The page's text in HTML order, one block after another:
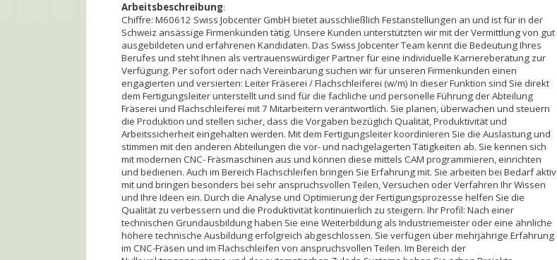
Arbeitsbeschreibung:
Chiffre: M60612 Swiss Jobcenter GmbH bietet ausschließlich Festanstellungen an und ist für in der
Schweiz ansässige Firmenkunden tätig. Unsere Kunden unterstützten wir mit der Vermittlung von gut
ausgebildeten und erfahrenen Kandidaten. Das Swiss Jobcenter Team kennt die Bedeutung Ihres
Berufes und steht Ihnen als vertrauenswürdiger Partner für eine individuelle Karriereberatung zur
Verfügung. Per sofort oder nach Vereinbarung suchen wir für unseren Firmenkunden einen
engagierten und versierten: Leiter Fräserei / Flachschleiferei (w/m) In dieser Funktion sind Sie direkt
dem Fertigungsleiter unterstellt und sind für die fachliche und personelle Führung der Abteilung
Fräserei und Flachschleiferei mit 7 Mitarbeitern verantwortlich. Sie planen, überwachen und steuern
die Produktion und stellen sicher, dass die Vorgaben bezüglich Qualität, Produktivität und
Arbeitssicherheit eingehalten werden. Mit dem Fertigungsleiter koordinieren Sie die Auslastung und
stimmen mit den anderen Abteilungen die vor- und nachgelagerten Tätigkeiten ab. Sie kennen sich
mit modernen CNC- Fräsmaschinen aus und können diese mittels CAM programmieren, einrichten
und bedienen. Auch im Bereich Flachschleifen bringen Sie Erfahrung mit. Sie arbeiten bei Bedarf aktiv
mit und bringen besonders bei sehr anspruchsvollen Teilen, Versuchen oder Verfahren Ihr Wissen
und Ihre Ideen ein. Durch die Analyse und Optimierung der Fertigungsprozesse helfen Sie die
Qualität zu verbessern und die Produktivität kontinuierlich zu steigern. Ihr Profil: Nach einer
technischen Grundausbildung haben Sie eine Weiterbildung als Industriemeister oder eine ähnliche
höhere technische Ausbildung erfolgreich abgeschlossen. Sie verfügen über mehrjährige Erfahrung
im CNC-Fräsen und im Flachschleifen von anspruchsvollen Teilen. Im Bereich der